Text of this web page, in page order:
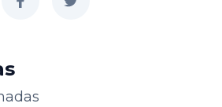
facebooktwitter